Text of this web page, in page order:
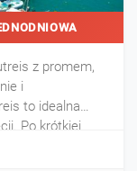
z promem,
i
to idealna
Po krótkiej
własnym